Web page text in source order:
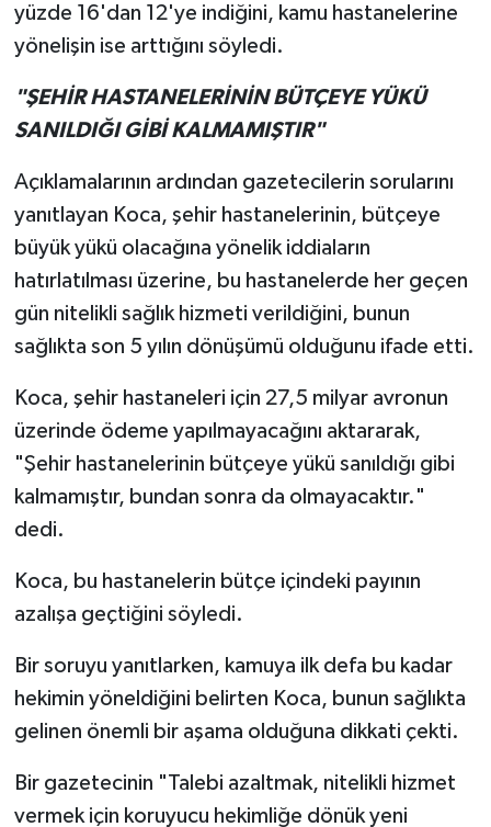
yüzde 16'dan 12'ye indiğini, kamu hastanelerine
yönelişin ise arttığını söyledi.
"ŞEHİR HASTANELERİNİN BÜTÇEYE YÜKÜ
SANILDIĞI GİBİ KALMAMIŞTIR"
Açıklamalarının ardından gazetecilerin sorularını
yanıtlayan Koca, şehir hastanelerinin, bütçeye
büyük yükü olacağına yönelik iddiaların
hatırlatılması üzerine, bu hastanelerde her geçen
gün nitelikli sağlık hizmeti verildiğini, bunun
sağlıkta son 5 yılın dönüşümü olduğunu ifade etti.
Koca, şehir hastaneleri için 27,5 milyar avronun
üzerinde ödeme yapılmayacağını aktararak,
"Şehir hastanelerinin bütçeye yükü sanıldığı gibi
kalmamıştır, bundan sonra da olmayacaktır."
dedi.
Koca, bu hastanelerin bütçe içindeki payının
azalışa geçtiğini söyledi.
Bir soruyu yanıtlarken, kamuya ilk defa bu kadar
hekimin yöneldiğini belirten Koca, bunun sağlıkta
gelinen önemli bir aşama olduğuna dikkati çekti.
Bir gazetecinin "Talebi azaltmak, nitelikli hizmet
vermek için koruyucu hekimliğe dönük yeni